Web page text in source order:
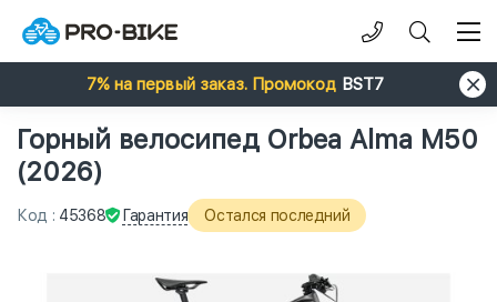
7% на первый заказ. Промокод BST7
Горный велосипед Orbea Alma M50
(2026)
Код : 45368 Гарантия Остался последний